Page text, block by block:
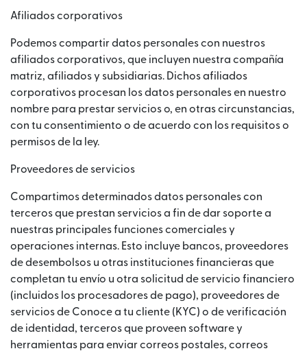
Afiliados corporativos
Podemos compartir datos personales con nuestros
afiliados corporativos, que incluyen nuestra compañía
matriz, afiliados y subsidiarias. Dichos afiliados
corporativos procesan los datos personales en nuestro
nombre para prestar servicios o, en otras circunstancias,
con tu consentimiento o de acuerdo con los requisitos o
permisos de la ley.
Proveedores de servicios
Compartimos determinados datos personales con
terceros que prestan servicios a fin de dar soporte a
nuestras principales funciones comerciales y
operaciones internas. Esto incluye bancos, proveedores
de desembolsos u otras instituciones financieras que
completan tu envío u otra solicitud de servicio financiero
(incluidos los procesadores de pago), proveedores de
servicios de Conoce a tu cliente (KYC) o de verificación
de identidad, terceros que proveen software y
herramientas para enviar correos postales, correos